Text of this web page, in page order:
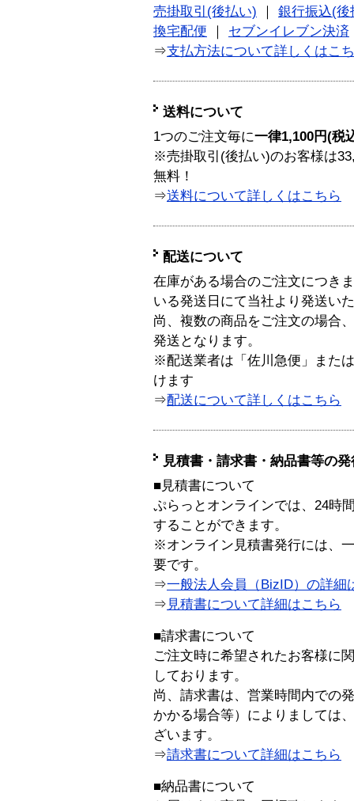
売掛取引(後払い)
銀行振込(後
換宅配便
セブンイレブン決済
⇒支払方法について詳しくはこ
送料について
1つのご注文毎に一律1,100円(税
※売掛取引(後払い)のお客様は
無料！
⇒送料について詳しくはこちら
配送について
在庫がある場合のご注文につき
いる発送日にて当社より発送い
尚、複数の商品をご注文の場合
発送となります。
※配送業者は「佐川急便」また
けます
⇒配送について詳しくはこちら
見積書・請求書・納品書等の
■見積書について
ぷらっとオンラインでは、24時
することができます。
※オンライン見積書発行には、
要です。
⇒一般法人会員（BizID）の詳細
⇒ 見積書について詳細はこちら
■請求書について
ご注文時に希望されたお客様に
しております。
尚、請求書は、営業時間内での
かかる場合等）によりましては
ざいます。
⇒請求書について詳細はこちら
■納品書について